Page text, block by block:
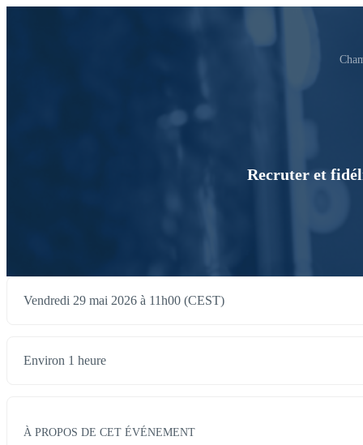
Recruter et
Vendredi 29 mai 2026 à 11h00 (CEST)
Environ 1 heure
À PROPOS DE CET ÉVÉNEMENT